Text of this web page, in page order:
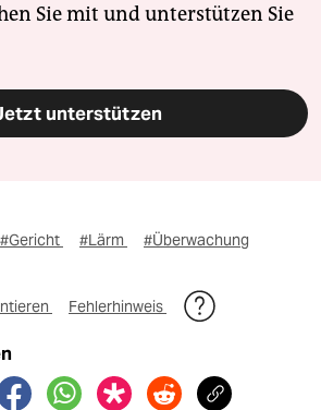
Sie mit und unterstützen Sie
unterstützen
#Gericht #Lärm #Überwachung
Fehlerhinweis